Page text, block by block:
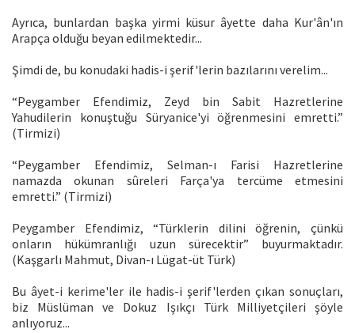
Ayrıca, bunlardan başka yirmi küsur âyette daha Kur'ân'ın
Arapça olduğu beyan edilmektedir...
Şimdi de, bu konudaki hadis-i şerif'lerin bazılarını verelim...
“Peygamber Efendimiz, Zeyd bin Sabit Hazretlerine
Yahudilerin konuştuğu Süryanice'yi öğrenmesini emretti.”
(Tirmizi)
“Peygamber Efendimiz, Selman-ı Farisi Hazretlerine
namazda okunan sûreleri Farça'ya tercüme etmesini
emretti.” (Tirmizi)
Peygamber Efendimiz, “Türklerin dilini öğrenin, çünkü
onların hükümranlığı uzun sürecektir” buyurmaktadır.
(Kaşgarlı Mahmut, Divan-ı Lügat-üt Türk)
Bu âyet-i kerime'ler ile hadis-i şerif'lerden çıkan sonuçları,
biz Müslüman ve Dokuz Işıkçı Türk Milliyetçileri şöyle
anlıyoruz...